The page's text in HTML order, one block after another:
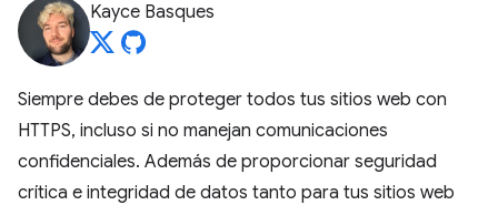
Kayce Basques
Siempre debes de proteger todos tus sitios web con
HTTPS, incluso si no manejan comunicaciones
confidenciales. Además de proporcionar seguridad
crítica e integridad de datos tanto para tus sitios web